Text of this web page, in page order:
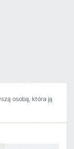
osobą, która ją